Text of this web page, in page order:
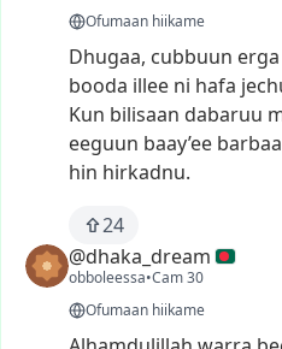
Ofumaan hiikame
Dhugaa, cubbuun erga
booda illee ni hafa
Kun bilisaan dabaruu
eeguun baay’ee
hin hirkadnu.
24
@dhaka_dream
obboleessa•Cam 30
Ofumaan hiikame